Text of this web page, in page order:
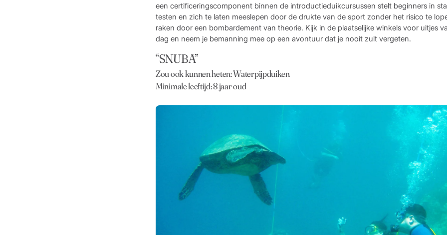
een certificeringscomponent binnen de introductieduikcursussen stelt beginners in
testen en zich te laten meeslepen door de drukte van de sport zonder het risico te
raken door een bombardement van theorie. Kijk in de plaatselijke winkels voor uitjes
dag en neem je bemanning mee op een avontuur dat je nooit zult vergeten.
“SNUBA”
Zou ook kunnen heten: Waterpijpduiken
Minimale leeftijd: 8 jaar oud